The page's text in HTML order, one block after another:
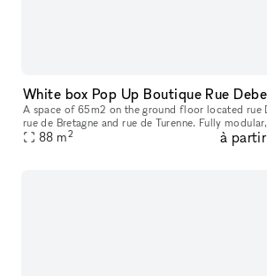
White box Pop Up Boutique Rue
A space of ​​65m2 on the ground floor located rue
rue de Bretagne and rue de Turenne. Fully
racks, furniture, picture rails, as well as a storage
88 m2 à